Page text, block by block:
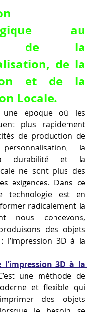
au
de la
de la
et de la
Locale.
une époque où les
plus rapidement
de production de
la
durabilité et la
ne sont plus des
exigences. Dans ce
technologie est en
radicalement la
nous concevons,
des objets
l’impression 3D à la
l’impression 3D à la
une méthode de
et flexible qui
des objets
le besoin se